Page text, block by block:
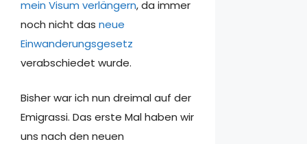
mein Visum verlängern, da immer
noch nicht das neue
Einwanderungsgesetz
verabschiedet wurde.
Bisher war ich nun dreimal auf der
Emigrassi. Das erste Mal haben wir
uns nach den neuen